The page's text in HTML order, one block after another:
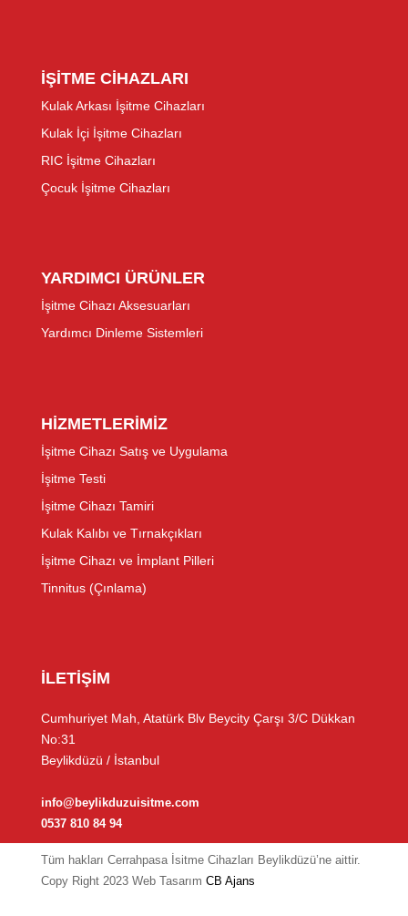
İŞİTME CİHAZLARI
Kulak Arkası İşitme Cihazları
Kulak İçi İşitme Cihazları
RIC İşitme Cihazları
Çocuk İşitme Cihazları
YARDIMCI ÜRÜNLER
İşitme Cihazı Aksesuarları
Yardımcı Dinleme Sistemleri
HİZMETLERİMİZ
İşitme Cihazı Satış ve Uygulama
İşitme Testi
İşitme Cihazı Tamiri
Kulak Kalıbı ve Tırnakçıkları
İşitme Cihazı ve İmplant Pilleri
Tinnitus (Çınlama)
İLETİŞİM
Cumhuriyet Mah, Atatürk Blv Beycity Çarşı 3/C Dükkan
No:31
Beylikdüzü / İstanbul
info@beylikduzuisitme.com
0537 810 84 94
Tüm hakları Cerrahpasa İsitme Cihazları Beylikdüzü’ne aittir.
Copy Right 2023 Web Tasarım CB Ajans